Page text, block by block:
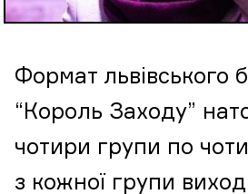
Формат львівського
“Король Заходу”
чотири групи по
з кожної групи